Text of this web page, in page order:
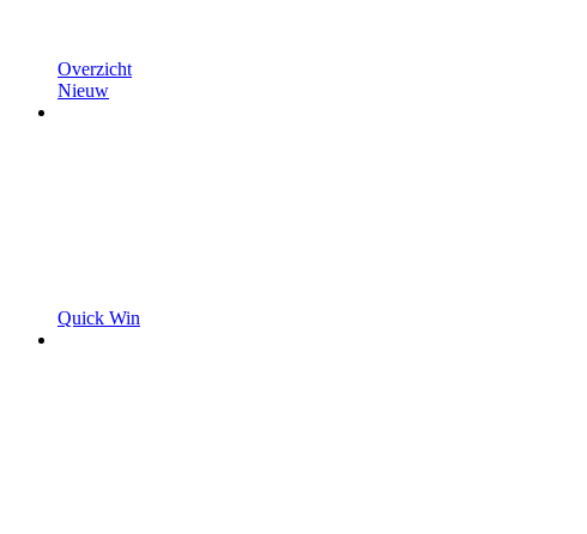
Overzicht
Nieuw
Quick Win